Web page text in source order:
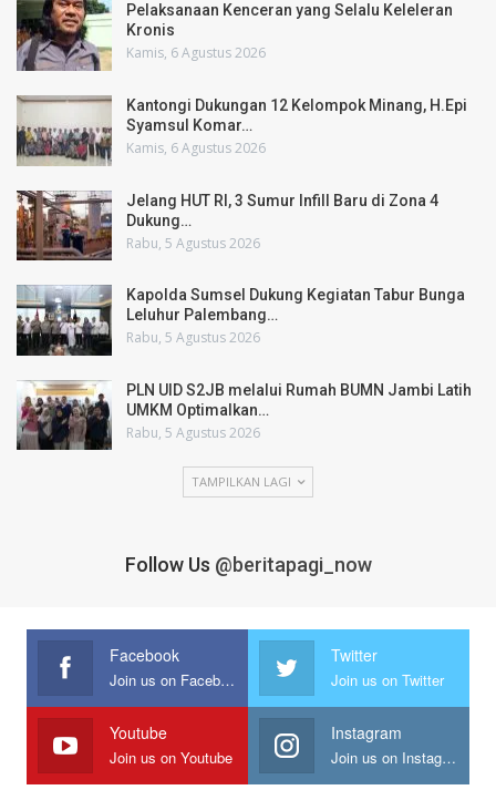
Pelaksanaan Kenceran yang Selalu Keleleran
Kronis
Kamis, 6 Agustus 2026
Kantongi Dukungan 12 Kelompok Minang, H.Epi
Syamsul Komar…
Kamis, 6 Agustus 2026
Jelang HUT RI, 3 Sumur Infill Baru di Zona 4
Dukung…
Rabu, 5 Agustus 2026
Kapolda Sumsel Dukung Kegiatan Tabur Bunga
Leluhur Palembang…
Rabu, 5 Agustus 2026
PLN UID S2JB melalui Rumah BUMN Jambi Latih
UMKM Optimalkan…
Rabu, 5 Agustus 2026
TAMPILKAN LAGI
Follow Us @beritapagi_now
Facebook
Join us on Facebook
Twitter
Join us on Twitter
Youtube
Join us on Youtube
Instagram
Join us on Instagram